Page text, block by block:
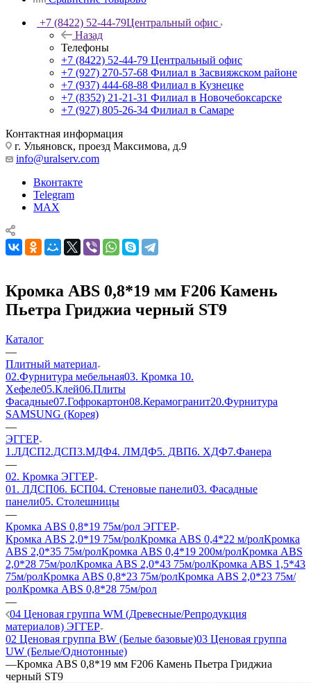
+7 (8422) 52-44-79Центральный офис
Назад
Телефоны
+7 (8422) 52-44-79 Центральный офис
+7 (927) 270-57-68 Филиал в Засвияжском районе
+7 (937) 444-68-88 Филиал в Кузнецке
+7 (8352) 21-21-31 Филиал в Новочебоксарске
+7 (927) 805-26-34 Филиал в Самаре
Контактная информация
г. Ульяновск, проезд Максимова, д.9
info@uralserv.com
Вконтакте
Telegram
MAX
Кромка ABS 0,8*19 мм F206 Камень
Пьетра Гриджиа черный ST9
Каталог
—
Плитный материал
02.Фурнитура мебельная03. Кромка 10.
Хефеле05.Клей06.Плиты
Фасадные07.Гофрокартон08.Керамогранит20.Фурнитура
SAMSUNG (Корея)
—
ЭГГЕР
1.ЛДСП2.ДСП3.МДФ4. ЛМДФ5. ДВП6. ХДФ7.Фанера
—
02. Кромка ЭГГЕР
01. ЛДСП06. БСП04. Стеновые панели03. Фасадные
панели05. Столешницы
—
Кромка ABS 0,8*19 75м/рол ЭГГЕР
Кромка ABS 2,0*19 75м/ролКромка ABS 0,4*22 м/ролКромка
ABS 2,0*35 75м/ролКромка ABS 0,4*19 200м/ролКромка ABS
2,0*28 75м/ролКромка ABS 2,0*43 75м/ролКромка ABS 1,5*43
75м/ролКромка ABS 0,8*23 75м/ролКромка ABS 2,0*23 75м/
ролКромка ABS 0,8*28 75м/рол
—
04 Ценовая группа WM (Древесные/Репродукция
материалов) ЭГГЕР
02 Ценовая группа BW (Белые базовые)03 Ценовая группа
UW (Белые/Однотонные)
—Кромка ABS 0,8*19 мм F206 Камень Пьетра Гриджиа
черный ST9